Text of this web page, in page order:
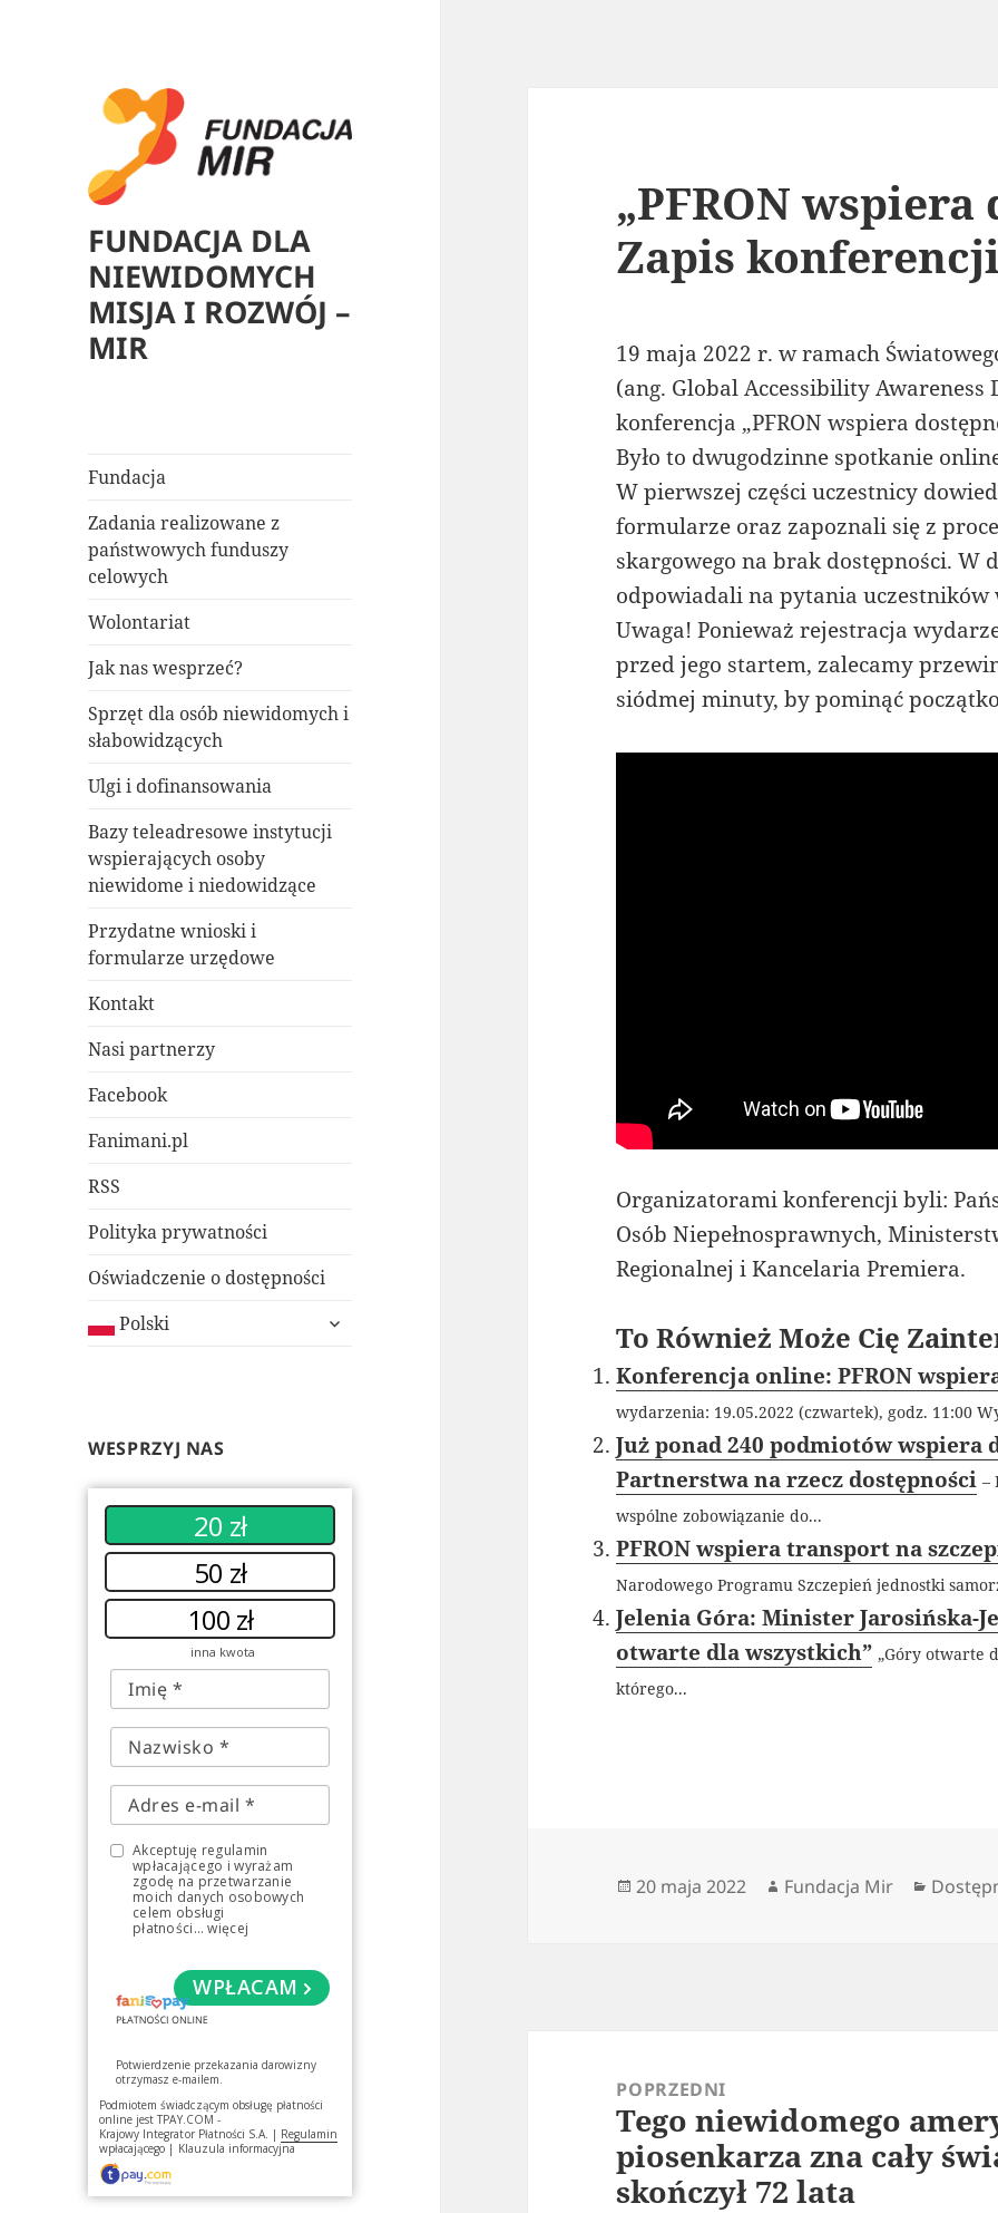
FUNDACJA DLA
NIEWIDOMYCH
MISJA I ROZWÓJ –
MIR
Fundacja
Zadania realizowane z
państwowych funduszy
celowych
Wolontariat
Jak nas wesprzeć?
Sprzęt dla osób niewidomych i
słabowidzących
Ulgi i dofinansowania
Bazy teleadresowe instytucji
wspierających osoby
niewidome i niedowidzące
Przydatne wnioski i
formularze urzędowe
Kontakt
Nasi partnerzy
Facebook
Fanimani.pl
RSS
Polityka prywatności
Oświadczenie o dostępności
Polski
rozwiń
WESPRZYJ NAS
20 zł
50 zł
100 zł
inna kwota
Akceptuję regulamin
wpłacającego i wyrażam
zgodę na przetwarzanie
moich danych osobowych
celem obsługi
płatności... więcej
WPŁACAM
Potwierdzenie przekazania darowizny
otrzymasz e-mailem.
Podmiotem świadczącym obsługę płatności
online jestTPAY.COM -
Krajowy Integrator Płatności S.A. | Regulamin
wpłacającego | Klauzula informacyjna
„PFRON wspiera
Zapis konferencji
19 maja 2022 r. w ramach
(ang. Global Accessibility Awareness
konferencja „PFRON wspiera
Było to dwugodzinne spotkanie
W pierwszej części uczestnicy
formularze oraz zapoznali się z
skargowego na brak dostępności. W
odpowiadali na pytania uczestników
Uwaga! Ponieważ rejestracja
przed jego startem, zalecamy
siódmej minuty, by pominąć
Organizatorami konferencji byli:
Osób Niepełnosprawnych,
Regionalnej i Kancelaria Premiera.
To Również Może Cię
Konferencja online: PFRON
wydarzenia: 19.05.2022 (czwartek), godz. 11:00
Już ponad 240 podmiotów wspiera
Partnerstwa na rzecz dostępności –
wspólne zobowiązanie do...
PFRON wspiera transport na
Narodowego Programu Szczepień jednostki
Jelenia Góra: Minister Jarosińska-
otwarte dla wszystkich” „Góry otwarte
którego...
Data
20 maja 2022 Autor
Fundacja Mir
POPRZEDNI
Poprzedni
wpis:
Tego niewidomego
piosenkarza zna cały
skończył 72 lata